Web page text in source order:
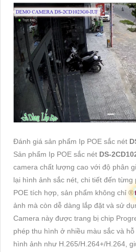
Đánh giá sản phẩm Ip POE sắc nét
Sản phẩm Ip POE sắc nét DS-
camera chất lượng cao với độ phân
lại hình ảnh sắc nét, chi tiết đến từng
POE tích hợp, sản phẩm không chỉ ®️
ảnh mà còn dễ dàng lắp đặt và sử
Camera này được trang bị chip
phép thu hình ở nhiều màu sắc và
hình ảnh như H.265/H.264+/H.264,